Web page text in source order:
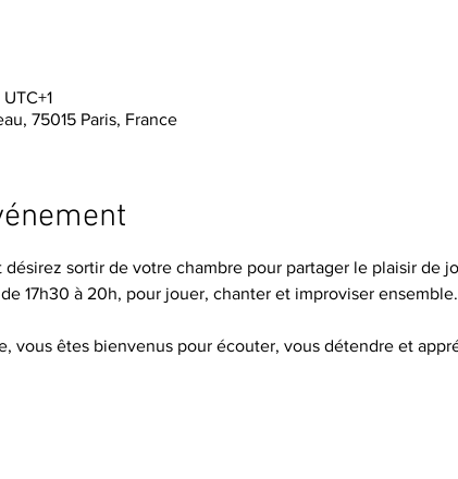
75015 Paris, France
sortir de votre chambre pour partager le plaisir de
17h30 à 20h, pour jouer, chanter et improviser ensemble.
vous êtes bienvenus pour écouter, vous détendre et